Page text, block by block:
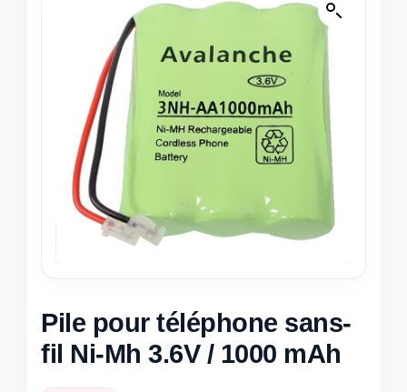
Pile pour téléphone sans-
fil Ni-Mh 3.6V / 1000 mAh